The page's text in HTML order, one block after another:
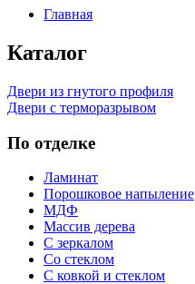
Главная
Каталог
Двери из гнутого профиля
Двери с терморазрывом
По отделке
Ламинат
Порошковое напыление
МДФ
Массив дерева
С зеркалом
Со стеклом
С ковкой и стеклом